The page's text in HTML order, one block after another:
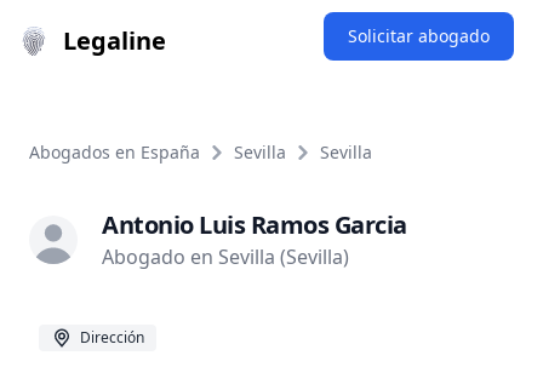
Legaline Solicitar abogado
Abogados en España Sevilla Sevilla
Antonio Luis Ramos Garcia
Abogado en Sevilla (Sevilla)
Dirección